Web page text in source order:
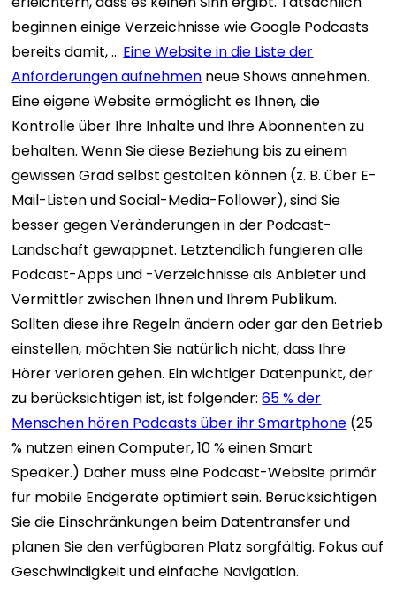
beginnen einige Verzeichnisse wie Google Podcasts
bereits damit, … Eine Website in die Liste der
Anforderungen aufnehmen neue Shows annehmen.
Eine eigene Website ermöglicht es Ihnen, die
Kontrolle über Ihre Inhalte und Ihre Abonnenten zu
behalten. Wenn Sie diese Beziehung bis zu einem
gewissen Grad selbst gestalten können (z. B. über E-
Mail-Listen und Social-Media-Follower), sind Sie
besser gegen Veränderungen in der Podcast-
Landschaft gewappnet. Letztendlich fungieren alle
Podcast-Apps und -Verzeichnisse als Anbieter und
Vermittler zwischen Ihnen und Ihrem Publikum.
Sollten diese ihre Regeln ändern oder gar den Betrieb
einstellen, möchten Sie natürlich nicht, dass Ihre
Hörer verloren gehen. Ein wichtiger Datenpunkt, der
zu berücksichtigen ist, ist folgender:65 % der
Menschen hören Podcasts über ihr Smartphone (25
% nutzen einen Computer, 10 % einen Smart
Speaker.) Daher muss eine Podcast-Website primär
für mobile Endgeräte optimiert sein. Berücksichtigen
Sie die Einschränkungen beim Datentransfer und
planen Sie den verfügbaren Platz sorgfältig. Fokus auf
Geschwindigkeit und einfache Navigation.